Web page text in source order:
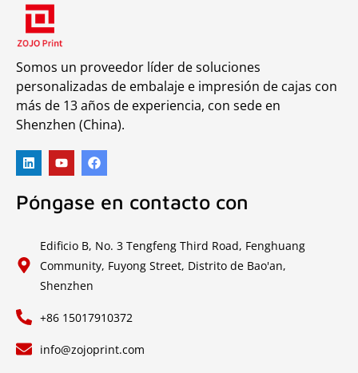
Somos un proveedor líder de soluciones
personalizadas de embalaje e impresión de cajas con
más de 13 años de experiencia, con sede en
Shenzhen (China).
Póngase en contacto con
Edificio B, No. 3 Tengfeng Third Road, Fenghuang
Community, Fuyong Street, Distrito de Bao'an,
Shenzhen
+86 15017910372
info@zojoprint.com